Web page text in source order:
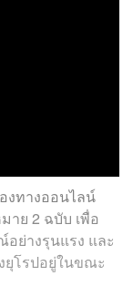
งทางออนไลน์
าย 2 ฉบับ เพื่อ
ย่างรุนแรง และ
ยุโรปอยู่ในขณะ